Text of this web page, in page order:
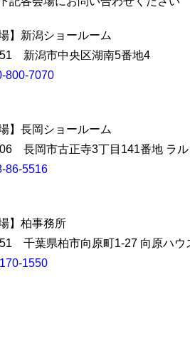
】新潟ショールーム
新潟市中央区湖南5番地4
800-7070
】長岡ショールーム
長岡市古正寺3丁目141番地 ラ
86-5516
】柏事務所
千葉県柏市向原町1-27 向原ハウ
1550